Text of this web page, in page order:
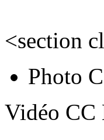
<section
Photo
Vidéo CC